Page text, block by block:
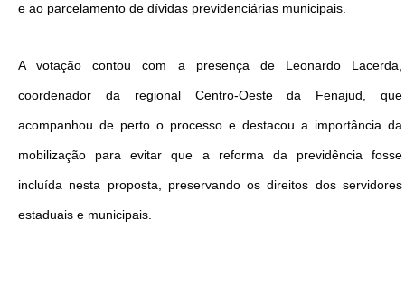
e ao parcelamento de dívidas previdenciárias municipais.
A votação contou com a presença de Leonardo Lacerda,
coordenador da regional Centro-Oeste da Fenajud, que
acompanhou de perto o processo e destacou a importância da
mobilização para evitar que a reforma da previdência fosse
incluída nesta proposta, preservando os direitos dos servidores
estaduais e municipais.